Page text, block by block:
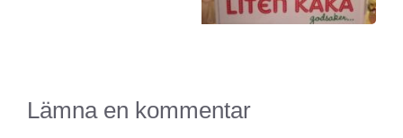
Lämna en kommentar